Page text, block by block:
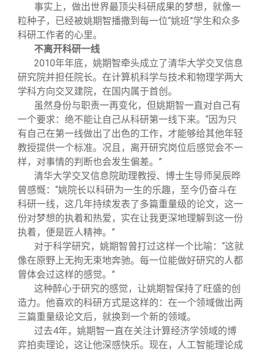
事实上，做出世界最顶尖科研成果的梦想，就像一
粒种子，已经被姚期智播撒到每一位“姚班”学生和众多
科研工作者的心里。
不离开科研一线
2010年年底，姚期智牵头成立了清华大学交叉信息
研究院并担任院长。在计算机科学与技术和物理学两大
学科方向交叉建院，在国内属于首创。
虽然身份与职责一再变化，但姚期智一直对自己有
一个要求：绝不能让自己从科研第一线下来。“因为只
有自己在第一线做出了出色的工作，才能够给其他年轻
教授提供一个标准。况且，离开研究岗位后感觉会不一
样，对事情的判断也会发生偏差。”
清华大学交叉信息院助理教授、博士生导师吴辰晔
曾感慨：“姚院长以科研为一生的乐趣，至今仍奋斗在
科研一线，这几年持续发表了多篇重量级的论文，这一
份对梦想的执着和热爱，实在让我更深地理解到这一份
执着，便是匠人精神。”
对于科学研究，姚期智曾打过这样一个比喻：“这就
像在原野上无拘无束地奔驰。每一位能做好研究的人都
曾体会过这样的感觉。”
这种醉心于研究的感觉，让姚期智保持了旺盛的创
造力。他喜欢的科研方式是这样的：在一个领域做出两
三篇重量级论文后，就换到一个新的领域。
过去4年，姚期智一直在关注计算经济学领域的博
弈拍卖理论，这让他深感快乐。现在，人工智能理论成